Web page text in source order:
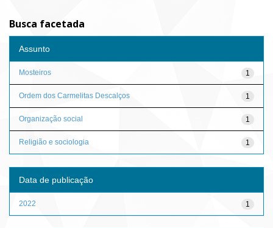
Busca facetada
Assunto
1
Mosteiros
1
Ordem dos Carmelitas Descalços
1
Organização social
1
Religião e sociologia
Data de publicação
1
2022